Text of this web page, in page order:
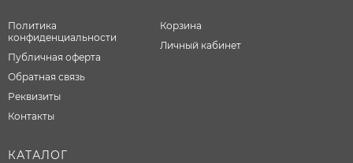
Политика
конфиденциальности
Публичная оферта
Обратная связь
Реквизиты
Контакты
Корзина
Личный кабинет
КАТАЛОГ